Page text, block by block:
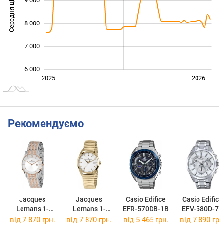
Середня ціна
6 000
7 000
8 000
L
Січ. 2025
Лип.
2027 2026
2025
Рекомендуємо
Jacques
Lemans 1-
1852D
Jacques
Lemans 1-
1769M
Casio Edifice
EFR-570DB-1B
Casio
EFV-580D-
від 7 870 грн. від 7 870 грн. від 5 465 грн. від 7 890